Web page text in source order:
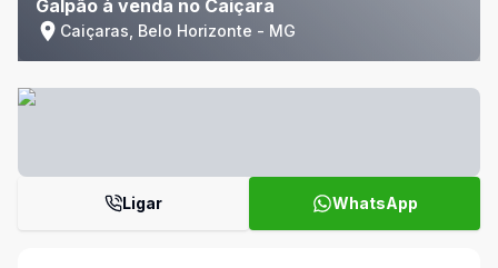
Galpão à venda no Caiçara
Caiçaras, Belo Horizonte - MG
Ligar WhatsApp